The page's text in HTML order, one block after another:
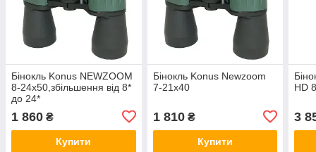
Бінокль Konus NEWZOOM
8-24x50,збільшення від 8*
до 24*
1 860 ₴
Купити
Бінокль Konus Newzoom
7-21x40
1 810₴
Купити
HD
3